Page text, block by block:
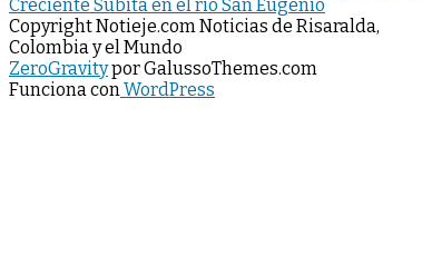
Creciente Sùbita en el rio San Eugenio
Copyright Notieje.com Noticias de Risaralda,
Colombia y el Mundo
ZeroGravitypor GalussoThemes.com
Funciona conWordPress